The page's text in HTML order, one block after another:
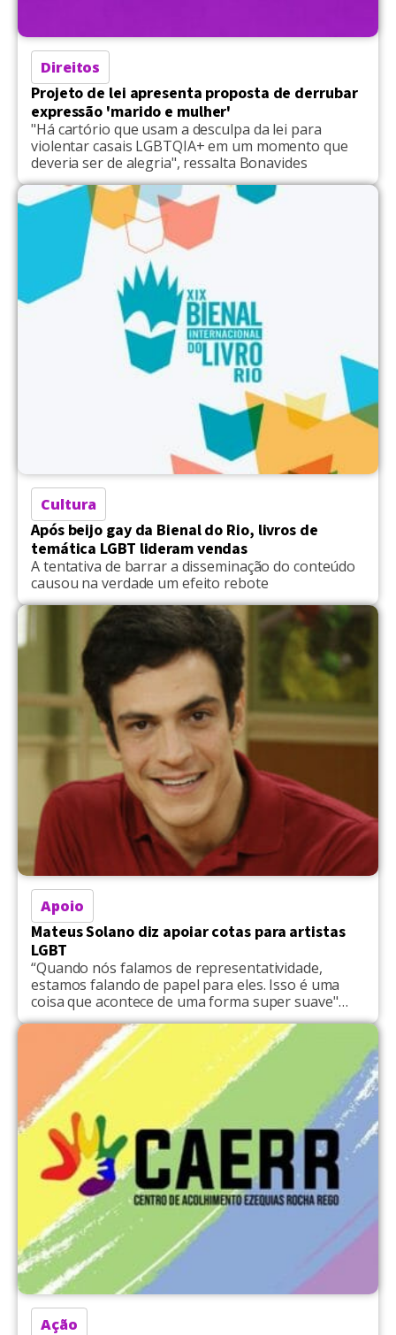
Direitos
Projeto de lei apresenta proposta de derrubar
expressão 'marido e mulher'
"Há cartório que usam a desculpa da lei para
violentar casais LGBTQIA+ em um momento que
deveria ser de alegria", ressalta Bonavides
Cultura
Após beijo gay da Bienal do Rio, livros de
temática LGBT lideram vendas
A tentativa de barrar a disseminação do conteúdo
causou na verdade um efeito rebote
Apoio
Mateus Solano diz apoiar cotas para artistas
LGBT
“Quando nós falamos de representatividade,
estamos falando de papel para eles. Isso é uma
coisa que acontece de uma forma super suave"
disse o ator
Ação